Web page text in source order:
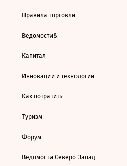
Правила торговли
Ведомости&
Капитал
Инновации и технологии
Как потратить
Туризм
Форум
Ведомости Северо-Запад